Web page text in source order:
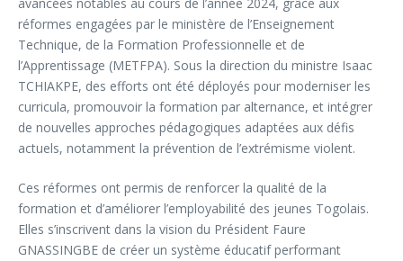
avancées notables au cours de l’année 2024, grâce aux
réformes engagées par le ministère de l’Enseignement
Technique, de la Formation Professionnelle et de
l’Apprentissage (METFPA). Sous la direction du ministre Isaac
TCHIAKPE, des efforts ont été déployés pour moderniser les
curricula, promouvoir la formation par alternance, et intégrer
de nouvelles approches pédagogiques adaptées aux défis
actuels, notamment la prévention de l’extrémisme violent.
Ces réformes ont permis de renforcer la qualité de la
formation et d’améliorer l’employabilité des jeunes Togolais.
Elles s’inscrivent dans la vision du Président Faure
GNASSINGBE de créer un système éducatif performant